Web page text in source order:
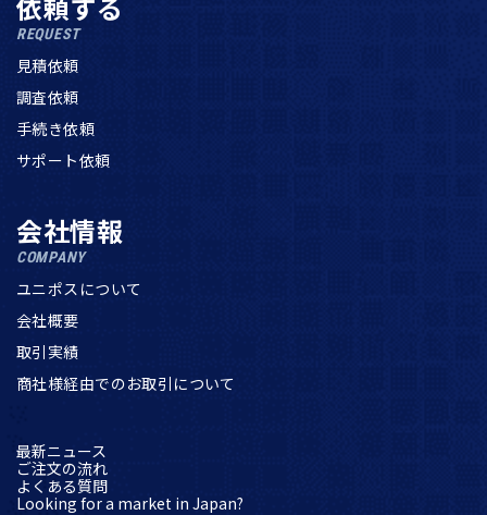
REQUEST
見積依頼
調査依頼
手続き依頼
サポート依頼
会社情報
COMPANY
ユニポスについて
会社概要
取引実績
商社様経由でのお取引について
最新ニュース
ご注文の流れ
よくある質問
Looking for a market in Japan?